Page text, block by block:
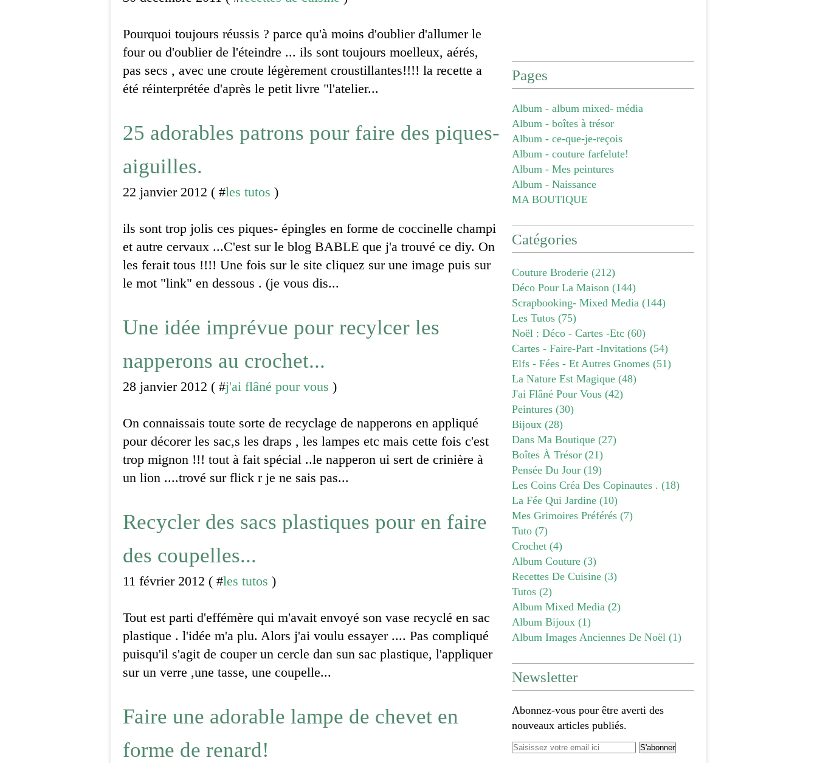
Pourquoi toujours réussis ? parce qu'à moins d'oublier d'allumer le
four ou d'oublier de l'éteindre ... ils sont toujours moelleux, aérés,
pas secs , avec une croute légèrement croustillantes!!!! la recette a
été réinterprétée d'après le petit livre "l'atelier...
25 adorables patrons pour faire des piques-
aiguilles.
22 janvier 2012 ( #les tutos )
ils sont trop jolis ces piques- épingles en forme de coccinelle champi
et autre cervaux ...C'est sur le blog BABLE que j'a trouvé ce diy. On
les ferait tous !!!! Une fois sur le site cliquez sur une image puis sur
le mot "link" en dessous . (je vous dis...
Une idée imprévue pour recylcer les
napperons au crochet...
28 janvier 2012 ( #j'ai flâné pour vous )
On connaissais toute sorte de recyclage de napperons en appliqué
pour décorer les sac,s les draps , les lampes etc mais cette fois c'est
trop mignon !!! tout à fait spécial ..le napperon ui sert de crinière à
un lion ....trové sur flick r je ne sais pas...
Recycler des sacs plastiques pour en faire
des coupelles...
11 février 2012 ( #les tutos )
Tout est parti d'effémère qui m'avait envoyé son vase recyclé en sac
plastique . l'idée m'a plu. Alors j'ai voulu essayer .... Pas compliqué
puisqu'il s'agit de couper un cercle dan sun sac plastique, l'appliquer
sur un verre ,une tasse, une coupelle...
Faire une adorable lampe de chevet en
forme de renard!
Pages
Album - album mixed- média
Album - boîtes à trésor
Album - ce-que-je-reçois
Album - couture farfelute!
Album - Mes peintures
Album - Naissance
MA BOUTIQUE
Catégories
Couture Broderie (212)
Déco Pour La Maison (144)
Scrapbooking- Mixed Media (144)
Les Tutos (75)
Noël : Déco - Cartes -etc (60)
Cartes - Faire-Part -invitations (54)
Elfs - Fées - Et Autres Gnomes (51)
La Nature Est Magique (48)
J'ai Flâné Pour Vous (42)
Peintures (30)
Bijoux (28)
Dans Ma Boutique (27)
Boîtes À Trésor (21)
Pensée Du Jour (19)
Les Coins Créa Des Copinautes . (18)
La Fée Qui Jardine (10)
Mes Grimoires Préférés (7)
Tuto (7)
Crochet (4)
Album Couture (3)
Recettes De Cuisine (3)
Tutos (2)
Album Mixed Media (2)
Album Bijoux (1)
Album Images Anciennes De Noël (1)
Newsletter
Abonnez-vous pour être averti des
nouveaux articles publiés.